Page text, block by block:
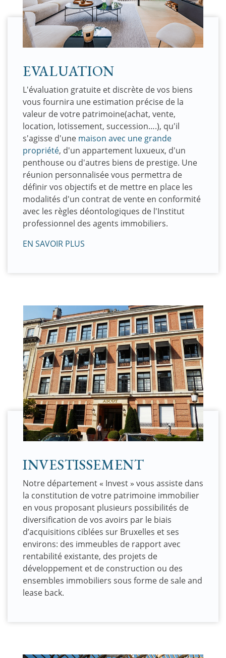
EVALUATION
L'évaluation gratuite et discrète de vos biens
vous fournira une estimation précise de la
valeur de votre patrimoine(achat, vente,
location, lotissement, succession….), qu'il
s'agisse d'une maison avec une grande
propriété, d'un appartement luxueux, d'un
penthouse ou d'autres biens de prestige. Une
réunion personnalisée vous permettra de
définir vos objectifs et de mettre en place les
modalités d'un contrat de vente en conformité
avec les règles déontologiques de l'Institut
professionnel des agents immobiliers.
EN SAVOIR PLUS
INVESTISSEMENT
Notre département « Invest » vous assiste dans
la constitution de votre patrimoine immobilier
en vous proposant plusieurs possibilités de
diversification de vos avoirs par le biais
d’acquisitions ciblées sur Bruxelles et ses
environs: des immeubles de rapport avec
rentabilité existante, des projets de
développement et de construction ou des
ensembles immobiliers sous forme de sale and
lease back.